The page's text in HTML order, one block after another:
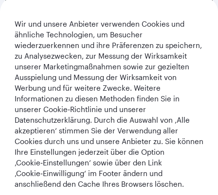
Qatar Airways Holidays
Qatar Airways
In Verbindung bleiben
Wir und unsere Anbieter verwenden Cookies und
ähnliche Technologien, um Besucher
wiederzuerkennen und ihre Präferenzen zu speichern,
zu Analysezwecken, zur Messung der Wirksamkeit
unserer Marketingmaßnahmen sowie zur gezielten
Ausspielung und Messung der Wirksamkeit von
Werbung und für weitere Zwecke. Weitere
Informationen zu diesen Methoden finden Sie in
unserer Cookie‑Richtlinie und unserer
Datenschutzerklärung. Durch die Auswahl von ‚Alle
akzeptieren‘ stimmen Sie der Verwendung aller
Cookies durch uns und unsere Anbieter zu. Sie können
Ihre Einstellungen jederzeit über die Option
‚Cookie‑Einstellungen‘ sowie über den Link
‚Cookie‑Einwilligung‘ im Footer ändern und
anschließend den Cache Ihres Browsers löschen.